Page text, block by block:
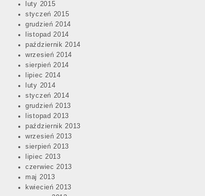
luty 2015
styczeń 2015
grudzień 2014
listopad 2014
październik 2014
wrzesień 2014
sierpień 2014
lipiec 2014
luty 2014
styczeń 2014
grudzień 2013
listopad 2013
październik 2013
wrzesień 2013
sierpień 2013
lipiec 2013
czerwiec 2013
maj 2013
kwiecień 2013